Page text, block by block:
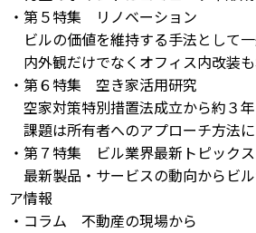
・第５特集 リノベーション
ビルの価値を維持する手法として
内外観だけでなくオフィス内改装
・第６特集 空き家活用研究
空家対策特別措置法成立から約３年
課題は所有者へのアプローチ方法に
・第７特集 ビル業界最新トピックス
最新製品・サービスの動向からビ
ア情報
・コラム 不動産の現場から